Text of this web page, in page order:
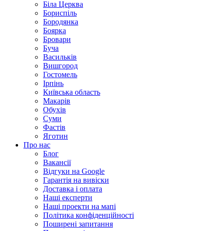
Біла Церква
Бориспіль
Бородянка
Боярка
Бровари
Буча
Васильків
Вишгород
Гостомель
Ірпінь
Київська область
Макарів
Обухів
Суми
Фастів
Яготин
Про нас
Блог
Вакансії
Відгуки на Google
Гарантія на вивіски
Доставка і оплата
Наші експерти
Наші проекти на мапі
Політика конфіденційності
Поширені запитання